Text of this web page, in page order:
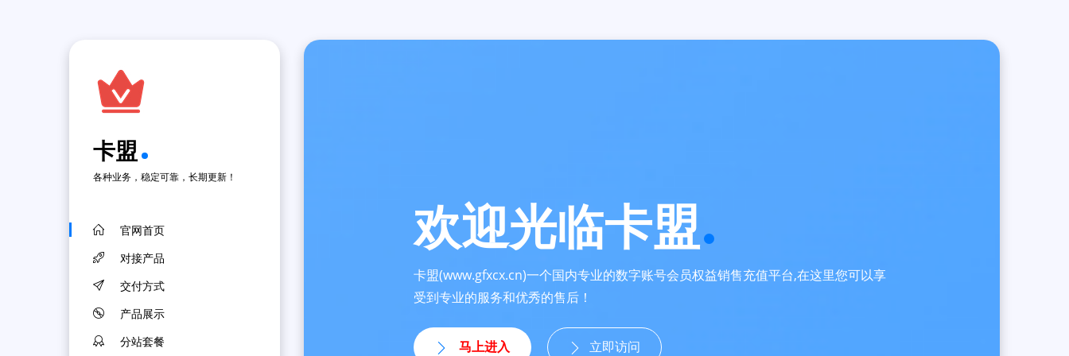
卡盟
各种业务，稳定可靠，长期更新！
官网首页
对接产品
交付方式
产品展示
分站套餐
欢迎光临卡盟
卡盟(www.gfxcx.cn)一个国内专业的数字账号会员权益销售充值平台,在这里您可以享
受到专业的服务和优秀的售后！
马上进入 立即访问